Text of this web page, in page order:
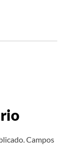
Campos